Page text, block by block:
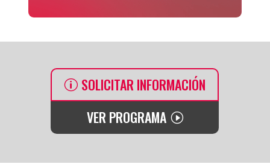
SOLICITAR INFORMACIÓN
VER PROGRAMA